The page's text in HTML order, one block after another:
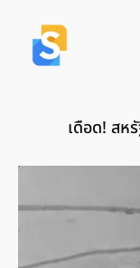
เดือด! สห